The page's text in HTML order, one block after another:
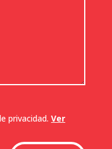
privacidad.Ver